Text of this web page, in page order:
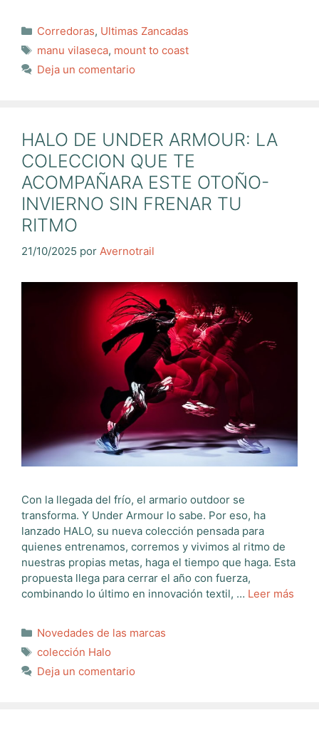
Categorías
Corredoras, Ultimas Zancadas
Etiquetas
manu vilaseca, mount to coast
Deja un comentario
HALO DE UNDER ARMOUR: LA
COLECCION QUE TE
ACOMPAÑARA ESTE OTOÑO-
INVIERNO SIN FRENAR TU
RITMO
21/10/2025 por Avernotrail
Con la llegada del frío, el armario outdoor se
transforma. Y Under Armour lo sabe. Por eso, ha
lanzado HALO, su nueva colección pensada para
quienes entrenamos, corremos y vivimos al ritmo de
nuestras propias metas, haga el tiempo que haga. Esta
propuesta llega para cerrar el año con fuerza,
combinando lo último en innovación textil, … Leer más
Categorías
Novedades de las marcas
Etiquetas
colección Halo
Deja un comentario